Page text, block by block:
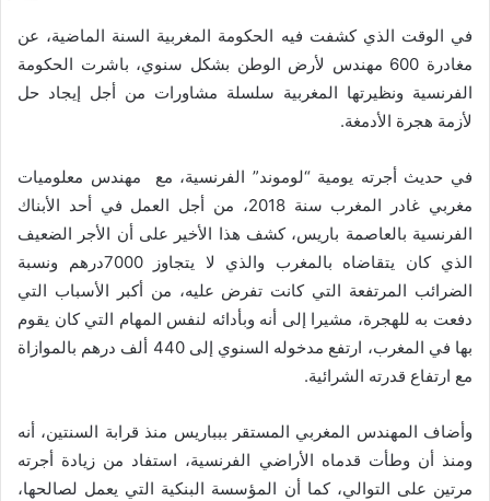
في الوقت الذي كشفت فيه الحكومة المغربية السنة الماضية، عن
مغادرة 600 مهندس لأرض الوطن بشكل سنوي، باشرت الحكومة
الفرنسية ونظيرتها المغربية سلسلة مشاورات من أجل إيجاد حل
لأزمة هجرة الأدمغة.
في حديث أجرته يومية “لوموند” الفرنسية، مع مهندس معلوميات
مغربي غادر المغرب سنة 2018، من أجل العمل في أحد الأبناك
الفرنسية بالعاصمة باريس، كشف هذا الأخير على أن الأجر الضعيف
الذي كان يتقاضاه بالمغرب والذي لا يتجاوز 7000درهم ونسبة
الضرائب المرتفعة التي كانت تفرض عليه، من أكبر الأسباب التي
دفعت به للهجرة، مشيرا إلى أنه وبأدائه لنفس المهام التي كان يقوم
بها في المغرب، ارتفع مدخوله السنوي إلى 440 ألف درهم بالموازاة
مع ارتفاع قدرته الشرائية.
وأضاف المهندس المغربي المستقر ببباريس منذ قرابة السنتين، أنه
ومنذ أن وطأت قدماه الأراضي الفرنسية، استفاد من زيادة أجرته
مرتين على التوالي، كما أن المؤسسة البنكية التي يعمل لصالحها،